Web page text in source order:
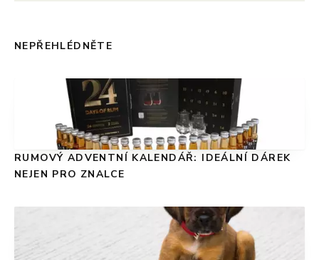
NEPŘEHLÉDNĚTE
RUMOVÝ ADVENTNÍ KALENDÁŘ: IDEÁLNÍ DÁREK
NEJEN PRO ZNALCE